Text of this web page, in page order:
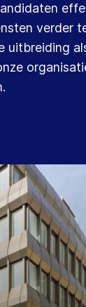
verder
uitbreiding